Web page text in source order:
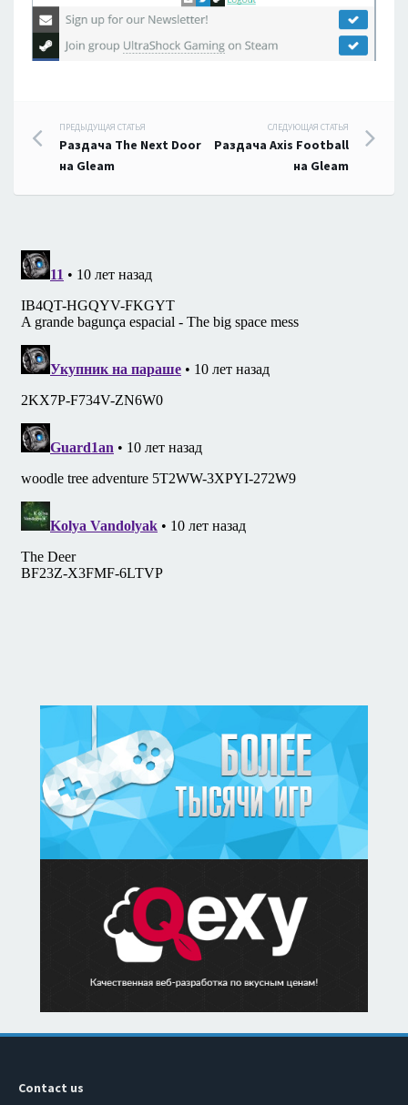
Навигация
по
записям
ПРЕДЫДУЩАЯ СТАТЬЯ
Раздача The Next Door
на Gleam
СЛЕДУЮЩАЯ СТАТЬЯ
Раздача Axis Football
на Gleam
Contact us